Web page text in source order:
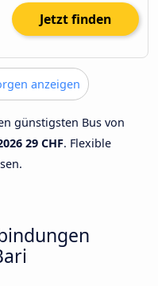
Jetzt finden
anzeigen
günstigsten Bus von
29 CHF. Flexible